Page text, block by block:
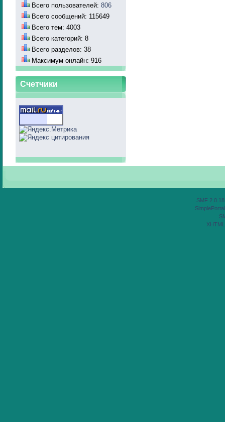
Всего пользователей: 806
Всего сообщений: 115649
Всего тем: 4003
Всего категорий: 8
Всего разделов: 38
Максимум онлайн: 916
Счетчики
SMF 2.0.18
XHTML